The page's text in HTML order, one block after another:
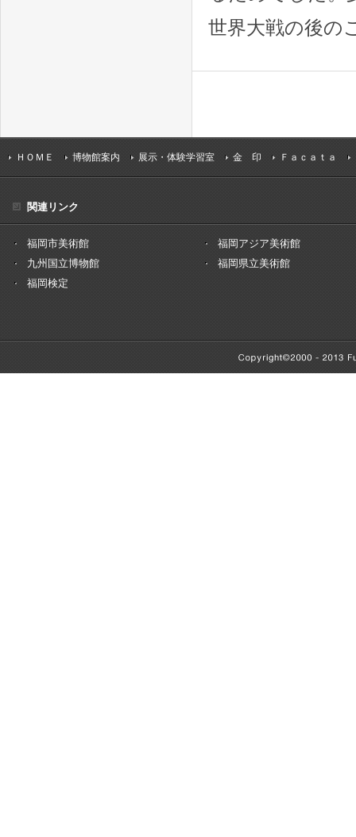
世界大戦の後の
ＨＯＭＥ 博物館案内 展示・体験学習室 金 印 Ｆａｃａｔａ
関連リンク
福岡市美術館
福岡アジア美術館
九州国立博物館
福岡県立美術館
福岡検定